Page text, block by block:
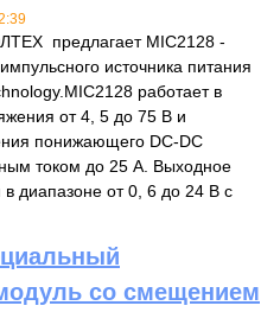
предлагает MIC2128 -
источника питания
работает в
от 4, 5 до 75 В и
понижающего DC-DC
током до 25 А. Выходное
в диапазоне от 0, 6 до 24 В с
со смещением